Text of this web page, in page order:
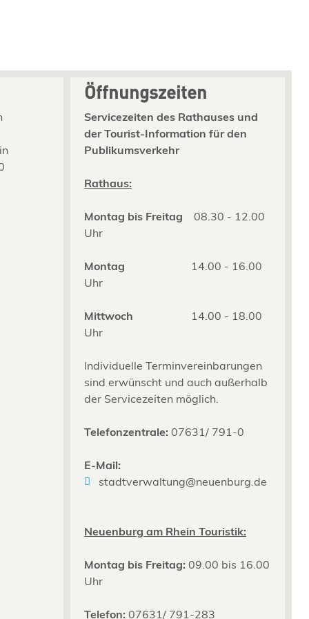
Öffnungszeiten
Servicezeiten des Rathauses und
der Tourist-Information für den
Publikumsverkehr
Rathaus:
Montag bis Freitag 08.30 - 12.00
Uhr
Montag
14.00 - 16.00
Uhr
Mittwoch
14.00 - 18.00
Uhr
Individuelle Terminvereinbarungen
sind erwünscht und auch außerhalb
der Servicezeiten möglich.
Telefonzentrale: 07631/ 791-0
E-Mail:
stadtverwaltung@neuenburg.de
Neuenburg am Rhein Touristik:
Montag bis Freitag: 09.00 bis 16.00
Uhr
Telefon: 07631/ 791-283